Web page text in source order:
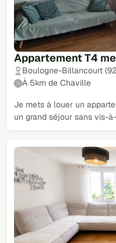
Appartement T4
Boulogne-Billancourt
À 5km de Chaville
Je mets à louer un
un grand séjour sans vis-